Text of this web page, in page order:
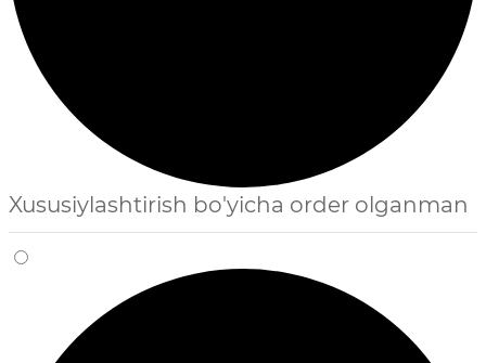
Xususiylashtirish bo'yicha order olganman